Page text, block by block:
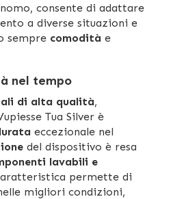
consente di adattare
a diverse situazioni e
sempre comodità e
nel tempo
di alta qualità,
Tua Silver è
eccezionale nel
del dispositivo è resa
lavabili e
permette di
migliori condizioni,